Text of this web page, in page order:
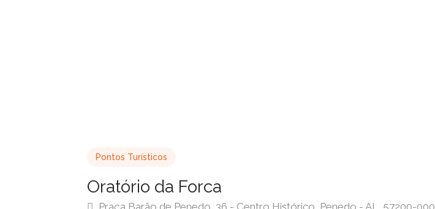
Pontos Turísticos
Oratório da Forca